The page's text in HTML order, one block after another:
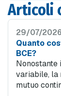
Articoli
29/07/2026
Quanto
BCE?
Nonostante
variabile, la
mutuo